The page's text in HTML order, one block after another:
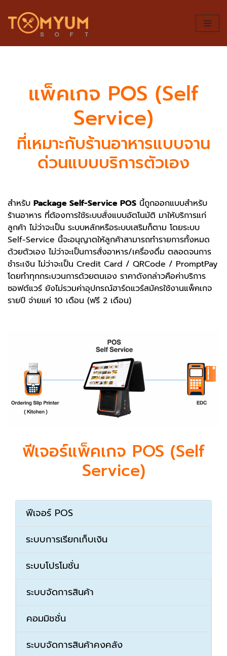
Skip
แพ็คเกจ POS (Self
Service)
ที่เหมาะกับร้านอาหารแบบจาน
ด่วนแบบบริการตัวเอง
สำหรับ Package Self-Service POS นี้ถูกออกแบบสำหรับ
ร้านอาหาร ที่ต้องการใช้ระบบสั่งแบบอัตโนมัติ มาให้บริการแก่
ลูกค้า ไม่ว่าจะเป็น ระบบหลักหรือระบบเสริมก็ตาม โดยระบบ
Self-Service นี้จะอนุญาตให้ลูกค้าสามารถทำรายการทั้งหมด
ด้วยตัวเอง ไม่ว่าจะเป็นการสั่งอาหาร/เครื่องดื่ม ตลอดจนการ
ชำระเงิน ไม่ว่าจะเป็น Credit Card / QRCode / PromptPay
โดยทำทุกกระบวนการด้วยตนเอง ราคาดังกล่าวคือค่าบริการ
ซอฟต์แวร์ ยังไม่รวมค่าอุปกรณ์ฮาร์ดแวร์สมัครใช้งานแพ็คเกจ
รายปี จ่ายแค่ 10 เดือน (ฟรี 2 เดือน)
ฟีเจอร์แพ็คเกจ POS (Self
Service)
ฟีเจอร์ POS
ระบบการเรียกเก็บเงิน
ระบบโปรโมชั่น
ระบบจัดการสินค้า
คอมมิชชั่น
ระบบจัดการสินค้าคงคลัง